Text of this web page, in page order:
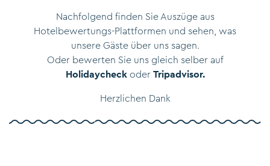
Nachfolgend finden Sie Auszüge aus
Hotelbewertungs-Plattformen und sehen, was
unsere Gäste über uns sagen.
Oder bewerten Sie uns gleich selber auf
HolidaycheckoderTripadvisor.
Herzlichen Dank